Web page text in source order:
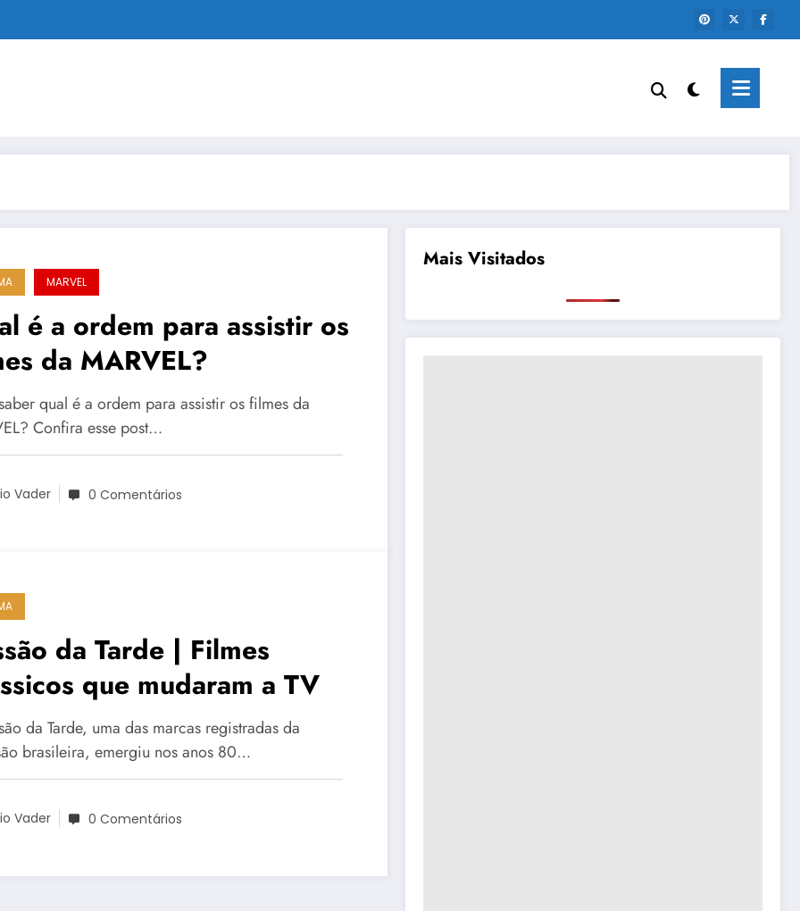
MARVEL
é a ordem para assistir os
da MARVEL?
qual é a ordem para assistir os filmes da
Confira esse post…
Vader 0 Comentários
da Tarde | Filmes
que mudaram a TV
da Tarde, uma das marcas registradas da
brasileira, emergiu nos anos 80…
Vader 0 Comentários
Mais Visitados